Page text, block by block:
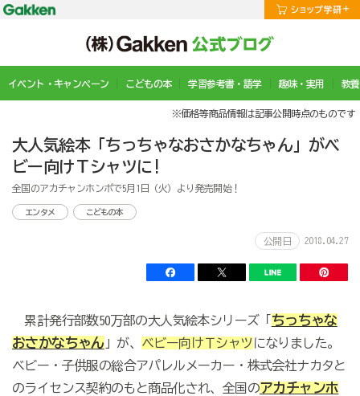
イベント・キャンペーン こどもの本 学習参考書・語学 趣味・実用 教
※価格等商品情報は記事公開時点のものです
大人気絵本「ちっちゃなおさかなちゃん」がベ
ビー向けＴシャツに!
全国のアカチャンホンポで5月1日（火）より発売開始！
エンタメ こどもの本
公開日 2018.04.27
累計発行部数50万部の大人気絵本シリーズ「 ちっちゃな
おさかなちゃん 」が、 ベビー向けＴシャツ になりました。
ベビー・子供服の総合アパレルメーカー・株式会社ナカタと
のライセンス契約のもと商品化され、 全国のアカチャンホ